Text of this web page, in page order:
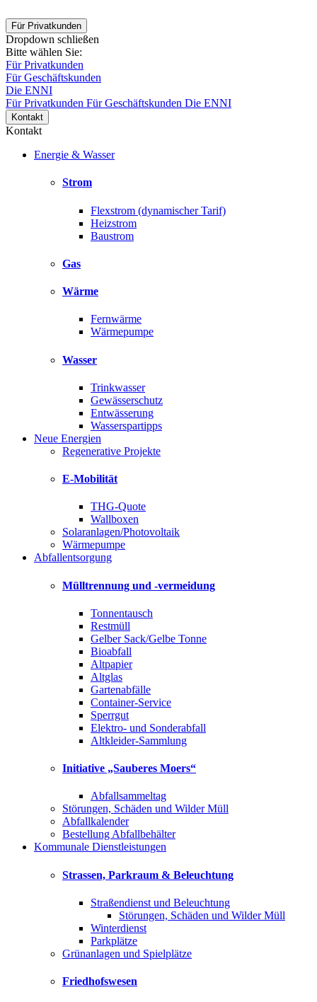
Für Privatkunden
Dropdown schließen
Bitte wählen Sie:
Für Privatkunden
Für Geschäftskunden
Die ENNI
Für Privatkunden Für Geschäftskunden Die ENNI
Kontakt
Kontakt
Energie & Wasser
Strom
Flexstrom (dynamischer Tarif)
Heizstrom
Baustrom
Gas
Wärme
Fernwärme
Wärmepumpe
Wasser
Trinkwasser
Gewässerschutz
Entwässerung
Wasserspartipps
Neue Energien
Regenerative Projekte
E-Mobilität
THG-Quote
Wallboxen
Solaranlagen/Photovoltaik
Wärmepumpe
Abfallentsorgung
Mülltrennung und -vermeidung
Tonnentausch
Restmüll
Gelber Sack/Gelbe Tonne
Bioabfall
Altpapier
Altglas
Gartenabfälle
Container-Service
Sperrgut
Elektro- und Sonderabfall
Altkleider-Sammlung
Initiative „Sauberes Moers“
Abfallsammeltag
Störungen, Schäden und Wilder Müll
Abfallkalender
Bestellung Abfallbehälter
Kommunale Dienstleistungen
Strassen, Parkraum & Beleuchtung
Straßendienst und Beleuchtung
Störungen, Schäden und Wilder Müll
Winterdienst
Parkplätze
Grünanlagen und Spielplätze
Friedhofswesen